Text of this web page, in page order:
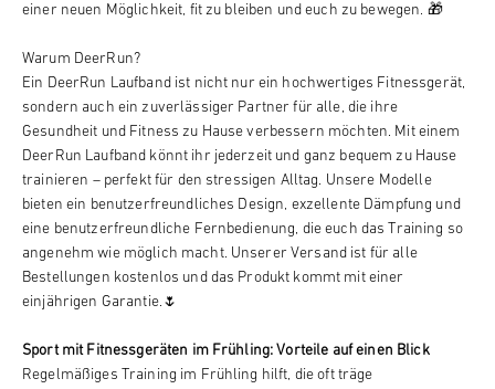
einer neuen Möglichkeit, fit zu bleiben und euch zu bewegen. 🎁
Warum DeerRun?
Ein DeerRun Laufband ist nicht nur ein hochwertiges Fitnessgerät,
sondern auch ein zuverlässiger Partner für alle, die ihre
Gesundheit und Fitness zu Hause verbessern möchten. Mit einem
DeerRun Laufband könnt ihr jederzeit und ganz bequem zu Hause
trainieren – perfekt für den stressigen Alltag. Unsere Modelle
bieten ein benutzerfreundliches Design, exzellente Dämpfung und
eine benutzerfreundliche Fernbedienung, die euch das Training so
angenehm wie möglich macht. Unserer Versand ist für alle
Bestellungen kostenlos und das Produkt kommt mit einer
einjährigen Garantie. 🌷
Sport mit Fitnessgeräten im Frühling: Vorteile auf einen Blick
Regelmäßiges Training im Frühling hilft, die oft träge